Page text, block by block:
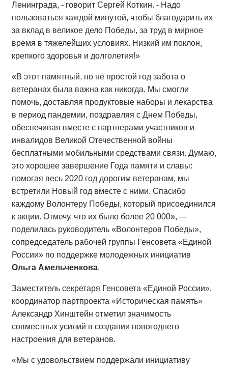
Ленинграда, - говорит Сергей Коткин. - Надо
пользоваться каждой минутой, чтобы благодарить их
за вклад в великое дело Победы, за труд в мирное
время в тяжелейших условиях. Низкий им поклон,
крепкого здоровья и долголетия!»
«В этот памятный, но не простой год забота о
ветеранах была важна как никогда. Мы смогли
помочь, доставляя продуктовые наборы и лекарства
в период пандемии, поздравляя с Днем Победы,
обеспечивая вместе с партнерами участников и
инвалидов Великой Отечественной войны
бесплатными мобильными средствами связи. Думаю,
это хорошее завершение Года памяти и славы:
помогая весь 2020 год дорогим ветеранам, мы
встретили Новый год вместе с ними. Спасибо
каждому Волонтеру Победы, который присоединился
к акции. Отмечу, что их было более 20 000», —
поделилась руководитель «Волонтеров Победы»,
сопредседатель рабочей группы Генсовета «Единой
России» по поддержке молодежных инициатив
Ольга Амельченкова.
Заместитель секретаря Генсовета «Единой России»,
координатор партпроекта «Историческая память»
Александр Хинштейн отметил значимость
совместных усилий в создании новогоднего
настроения для ветеранов.
«Мы с удовольствием поддержали инициативу